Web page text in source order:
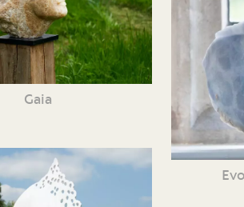
Gaia